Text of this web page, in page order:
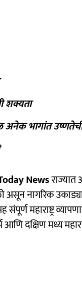
शक्यता
अनेक भागांत
Newsराज्यात
असून नागरिक
महाराष्ट्र
दक्षिण मध्य